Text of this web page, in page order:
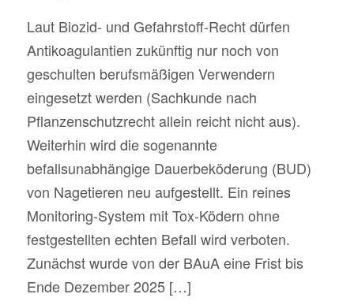
Laut Biozid- und Gefahrstoff-Recht dürfen
Antikoagulantien zukünftig nur noch von
geschulten berufsmäßigen Verwendern
eingesetzt werden (Sachkunde nach
Pflanzenschutzrecht allein reicht nicht aus).
Weiterhin wird die sogenannte
befallsunabhängige Dauerbeköderung (BUD)
von Nagetieren neu aufgestellt. Ein reines
Monitoring-System mit Tox-Ködern ohne
festgestellten echten Befall wird verboten.
Zunächst wurde von der BAuA eine Frist bis
Ende Dezember 2025 […]